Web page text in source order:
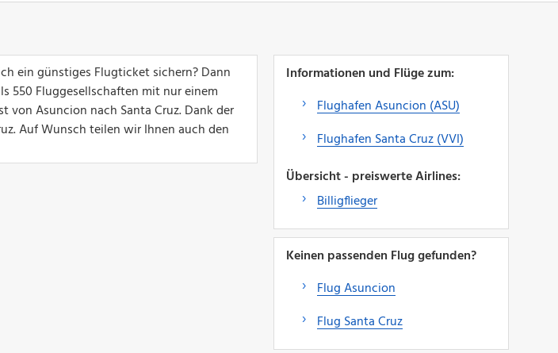
ein günstiges Flugticket sichern? Dann
550 Fluggesellschaften mit nur einem
von Asuncion nach Santa Cruz. Dank der
Auf Wunsch teilen wir Ihnen auch den
Informationen und Flüge zum:
Flughafen Asuncion (ASU)
Flughafen Santa Cruz (VVI)
Übersicht - preiswerte Airlines:
Billigflieger
Keinen passenden Flug gefunden?
Flug Asuncion
Flug Santa Cruz